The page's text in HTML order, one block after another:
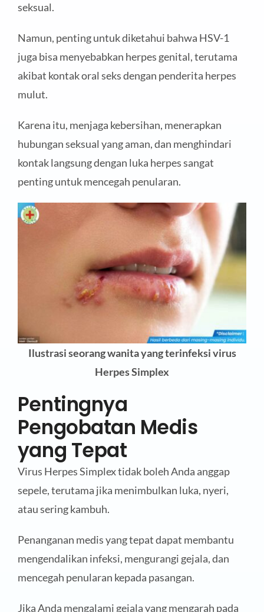
seksual.
Namun, penting untuk diketahui bahwa HSV-1
juga bisa menyebabkan herpes genital, terutama
akibat kontak oral seks dengan penderita herpes
mulut.
Karena itu, menjaga kebersihan, menerapkan
hubungan seksual yang aman, dan menghindari
kontak langsung dengan luka herpes sangat
penting untuk mencegah penularan.
Ilustrasi seorang wanita yang terinfeksi virus
Herpes Simplex
Pentingnya
Pengobatan Medis
yang Tepat
Virus Herpes Simplex tidak boleh Anda anggap
sepele, terutama jika menimbulkan luka, nyeri,
atau sering kambuh.
Penanganan medis yang tepat dapat membantu
mengendalikan infeksi, mengurangi gejala, dan
mencegah penularan kepada pasangan.
Jika Anda mengalami gejala yang mengarah pada